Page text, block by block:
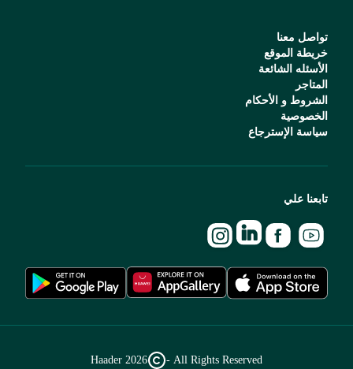
تواصل معنا
خريطة الموقع
الأسئله الشائعة
المتاجر
الشروط و الأحكام
الخصوصية
سياسة الإسترجاع
تابعنا علي
All Rights Reserved -
2026